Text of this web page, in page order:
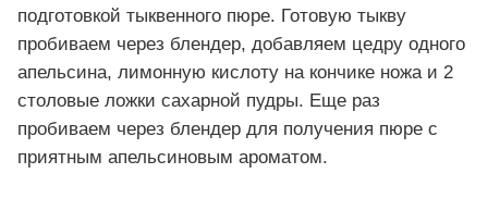
подготовкой тыквенного пюре. Готовую тыкву
пробиваем через блендер, добавляем цедру одного
апельсина, лимонную кислоту на кончике ножа и 2
столовые ложки сахарной пудры. Еще раз
пробиваем через блендер для получения пюре с
приятным апельсиновым ароматом.